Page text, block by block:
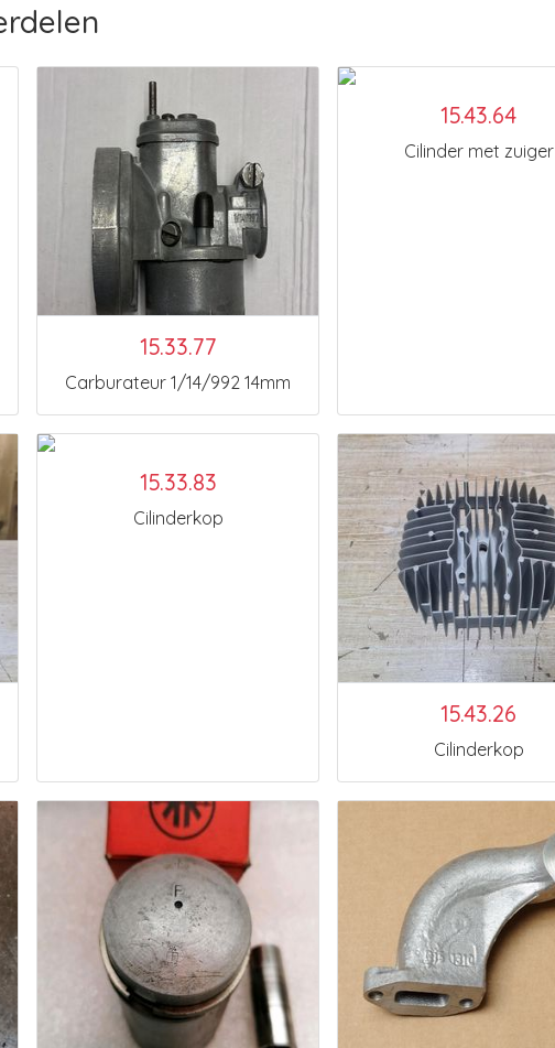
15.33.77
Carburateur 1/14/992 14mm
15.43.64
Cilinder met zuiger
15.33.83
Cilinderkop
15.43.26
Cilinderkop